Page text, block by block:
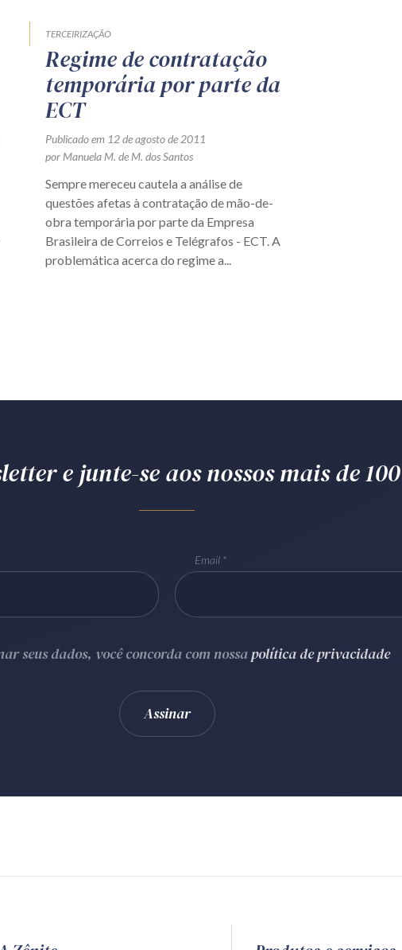
TERCEIRIZAÇÃO
Regime de contratação
temporária por parte da
ECT
Publicado em 12 de agosto de 2011
por Manuela M. de M. dos Santos
Sempre mereceu cautela a análise de
questões afetas à contratação de mão-de-
obra temporária por parte da Empresa
Brasileira de Correios e Telégrafos - ECT. A
problemática acerca do regime a...
e junte-se aos nossos mais de
Email
seus dados, você concorda com nossapolítica de privacidade